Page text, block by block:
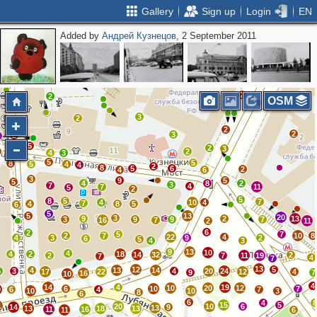
Gallery Sign up Login EN
Added byАндрей Кузнецов, 2 September 2011
7
8
3
2
2
3
2
3
3
3
5
4
9
8
4
3
2
2
4 4
2
3
4
8
8
2
5
5
5
6
4
5
8
3
5
4
4
7
5
5
7
4
7
4
9
16
3
5
3 2
6
4
2
17
4
2
4
4
2
5 3
6
10
14
13
11 11
6
14
10 16
6
16
18
4
22
4
20 9
13
13
8 10
14
10
4
10
6
10 15
20
20
24
19
12
12
7
10
13
9
32 9
9
22
7 9
9
4
5
14
12
13
18
5
7
7
3
5
8
2
2
6
3
13
10 4
4
5
8
6
5
2
2
2
2
2
3
2
11
2
13 11
20
7
7
7
5
4
2
2
6
11
3 2
19
13
5
7
2
4
4
7
7
3
6
8
4
8
10
5
4
7
6
OSM